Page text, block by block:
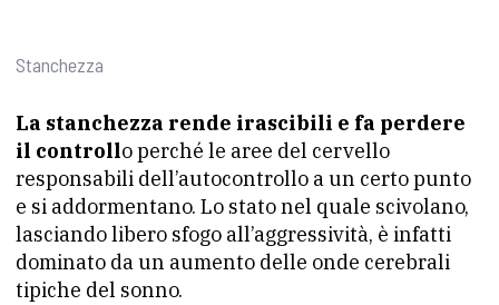
Stanchezza
La stanchezza rende irascibili e fa perdere
il controllo perché le aree del cervello
responsabili dell’autocontrollo a un certo punto
e si addormentano. Lo stato nel quale scivolano,
lasciando libero sfogo all’aggressività, è infatti
dominato da un aumento delle onde cerebrali
tipiche del sonno.